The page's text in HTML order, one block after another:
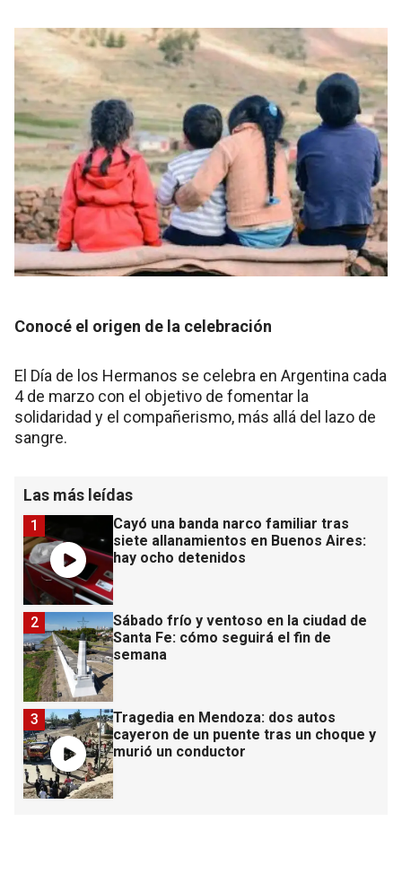
Conocé el origen de la celebración
El Día de los Hermanos se celebra en Argentina cada
4 de marzo con el objetivo de fomentar la
solidaridad y el compañerismo, más allá del lazo de
sangre.
Las más leídas
Cayó una banda narco familiar tras
siete allanamientos en Buenos Aires:
hay ocho detenidos
1
Sábado frío y ventoso en la ciudad de
Santa Fe: cómo seguirá el fin de
semana
2
Tragedia en Mendoza: dos autos
cayeron de un puente tras un choque y
murió un conductor
3